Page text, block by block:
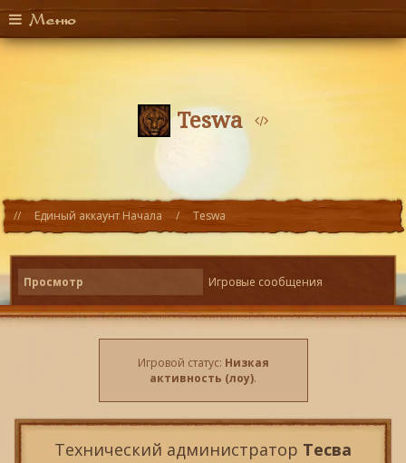
Меню
Teswa
Единый аккаунт Начала Teswa
Просмотр Игровые сообщения
Игровой статус: Низкая
активность (лоу).
Технический администратор Тесва